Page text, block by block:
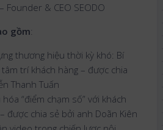
– Founder & CEO SEODO
gồm:
thương hiệu thời kỳ khó: Bí
trí khách hàng – được chia
Thanh Tuấn
hóa “điểm chạm số” với khách
được chia sẻ bởi anh Doãn Kiên